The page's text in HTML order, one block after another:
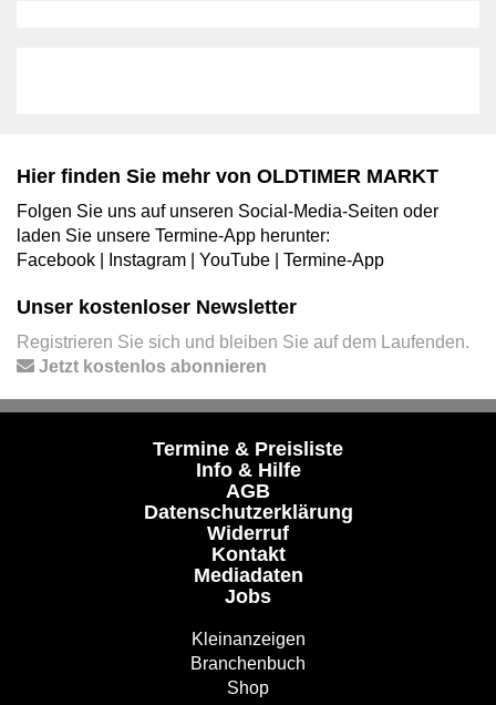
Hier finden Sie mehr von OLDTIMER MARKT
Folgen Sie uns auf unseren Social-Media-Seiten oder
laden Sie unsere Termine-App herunter:
Facebook
Instagram YouTube Termine-App
Unser kostenloser Newsletter
Registrieren Sie sich und bleiben Sie auf dem Laufenden.
Jetzt kostenlos abonnieren
Termine & Preisliste
Info & Hilfe
AGB
Datenschutzerklärung
Widerruf
Kontakt
Mediadaten
Jobs
Kleinanzeigen
Branchenbuch
Shop